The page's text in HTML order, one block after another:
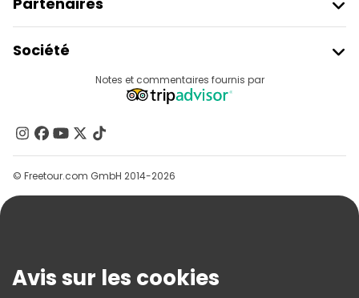
Connexion Du Fournisseur
Programme D’affiliation
Société
Contactez-Nous
Groupes
Aide
Conditions Générales Et Mentions Légales
Notes et commentaires fournis par
© Freetour.com GmbH 2014-2026
Avis sur les cookies